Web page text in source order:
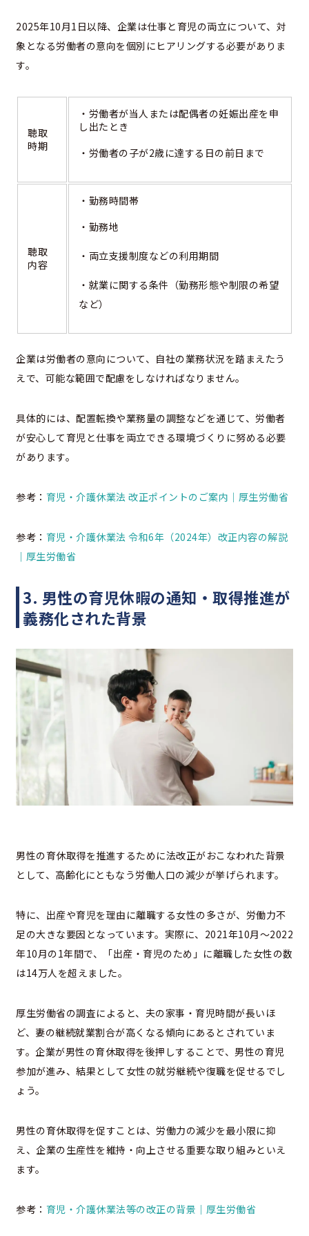
2025年10月1日以降、企業は仕事と育児の両立について、対
象となる労働者の意向を個別にヒアリングする必要がありま
す。
聴取
時期
・労働者が当人または配偶者の妊娠出産を申
し出たとき
・労働者の子が2歳に達する日の前日まで
聴取
内容
・勤務時間帯
・勤務地
・両立支援制度などの利用期間
・就業に関する条件（勤務形態や制限の希望
など）
企業は労働者の意向について、自社の業務状況を踏まえたう
えで、可能な範囲で配慮をしなければなりません。
具体的には、配置転換や業務量の調整などを通じて、労働者
が安心して育児と仕事を両立できる環境づくりに努める必要
があります。
参考： 育児・介護休業法 改正ポイントのご案内｜厚生労働省
参考： 育児・介護休業法 令和6年（2024年）改正内容の解説
｜厚生労働省
3. 男性の育児休暇の通知・取得推進が
義務化された背景
男性の育休取得を推進するために法改正がおこなわれた背景
として、高齢化にともなう労働人口の減少が挙げられます。
特に、出産や育児を理由に離職する女性の多さが、労働力不
足の大きな要因となっています。実際に、2021年10月〜2022
年10月の1年間で、「出産・育児のため」に離職した女性の数
は14万人を超えました。
厚生労働省の調査によると、夫の家事・育児時間が長いほ
ど、妻の継続就業割合が高くなる傾向にあるとされていま
す。企業が男性の育休取得を後押しすることで、男性の育児
参加が進み、結果として女性の就労継続や復職を促せるでし
ょう。
男性の育休取得を促すことは、労働力の減少を最小限に抑
え、企業の生産性を維持・向上させる重要な取り組みといえ
ます。
参考： 育児・介護休業法等の改正の背景｜厚生労働省